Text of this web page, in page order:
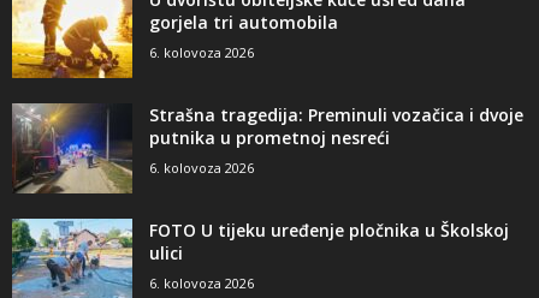
gorjela tri automobila
6. kolovoza 2026
Strašna tragedija: Preminuli vozačica i dvoje
putnika u prometnoj nesreći
6. kolovoza 2026
FOTO U tijeku uređenje pločnika u Školskoj
ulici
6. kolovoza 2026